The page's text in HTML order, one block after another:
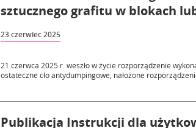
sztucznego grafitu w blokach
23 czerwiec 2025
21 czerwca 2025 r. weszło w życie rozporządzenie
ostateczne cło antydumpingowe, nałożone
Publikacja Instrukcji dla